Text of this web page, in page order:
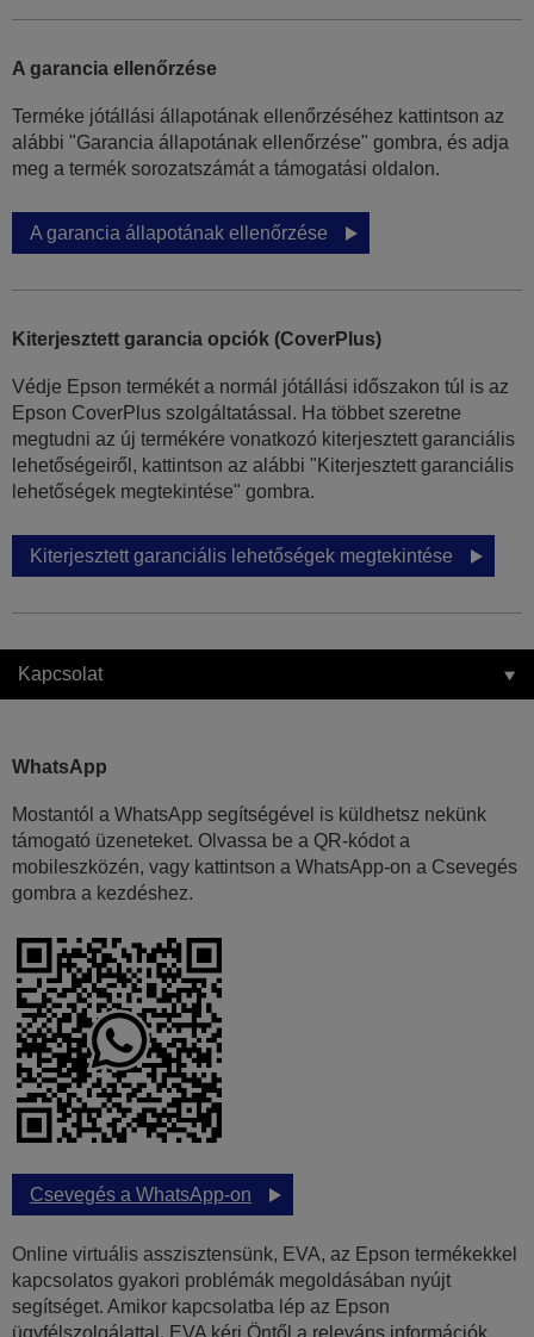
A garancia ellenőrzése
Terméke jótállási állapotának ellenőrzéséhez kattintson az
alábbi "Garancia állapotának ellenőrzése" gombra, és adja
meg a termék sorozatszámát a támogatási oldalon.
A garancia állapotának ellenőrzése
Kiterjesztett garancia opciók (CoverPlus)
Védje Epson termékét a normál jótállási időszakon túl is az
Epson CoverPlus szolgáltatással. Ha többet szeretne
megtudni az új termékére vonatkozó kiterjesztett garanciális
lehetőségeiről, kattintson az alábbi "Kiterjesztett garanciális
lehetőségek megtekintése" gombra.
Kiterjesztett garanciális lehetőségek megtekintése
Kapcsolat
WhatsApp
Mostantól a WhatsApp segítségével is küldhetsz nekünk
támogató üzeneteket. Olvassa be a QR-kódot a
mobileszközén, vagy kattintson a WhatsApp-on a Csevegés
gombra a kezdéshez.
Csevegés a WhatsApp-on
Online virtuális asszisztensünk, EVA, az Epson termékekkel
kapcsolatos gyakori problémák megoldásában nyújt
segítséget. Amikor kapcsolatba lép az Epson